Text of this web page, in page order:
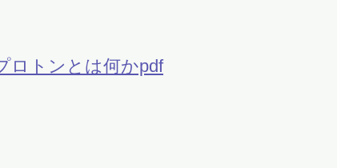
ロトンとは何かpdf